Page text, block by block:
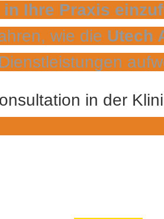
Ihre Praxis
wie die Utech